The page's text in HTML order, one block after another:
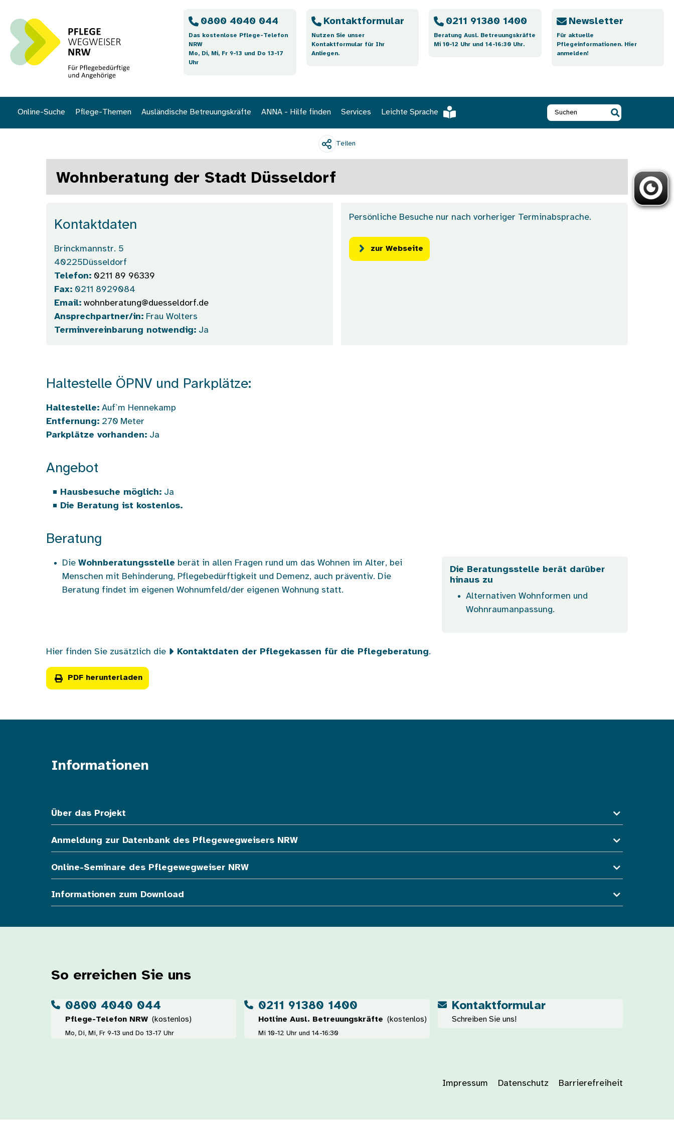
0800 4040 044
Das kostenlose Pflege-Telefon
NRW
Mo, Di, Mi, Fr 9-13 und Do 13-17
Uhr
Kontaktformular
Nutzen Sie unser
Kontaktformular für Ihr
Anliegen.
0211 91380 1400
Beratung Ausl. Betreuungskräfte
Mi 10-12 Uhr und 14-16:30 Uhr.
Newsletter
Für aktuelle
Pflegeinformationen. Hier
anmelden!
Online-Suche Pflege-Themen Ausländische Betreuungskräfte ANNA - Hilfe finden Services Leichte Sprache
Teilen
Wohnberatung der Stadt Düsseldorf
Kontaktdaten
Brinckmannstr. 5
40225Düsseldorf
Telefon: 0211 89 96339
Fax: 0211 8929084
Email: wohnberatung@duesseldorf.de
Ansprechpartner/in: Frau Wolters
Terminvereinbarung notwendig: Ja
Persönliche Besuche nur nach vorheriger Terminabsprache.
zur Webseite
Haltestelle ÖPNV und Parkplätze:
Haltestelle: Auf`m Hennekamp
Entfernung: 270 Meter
Parkplätze vorhanden: Ja
Angebot
Hausbesuche möglich: Ja
Die Beratung ist kostenlos.
Beratung
Die Wohnberatungsstelle berät in allen Fragen rund um das Wohnen im Alter, bei
Menschen mit Behinderung, Pflegebedürftigkeit und Demenz, auch präventiv. Die
Beratung findet im eigenen Wohnumfeld/der eigenen Wohnung statt.
Die Beratungsstelle berät darüber
hinaus zu
Alternativen Wohnformen und
Wohnraumanpassung.
Hier finden Sie zusätzlich die Kontaktdaten der Pflegekassen für die Pflegeberatung.
PDF herunterladen
Informationen
Über das Projekt
Anmeldung zur Datenbank des Pflegewegweisers NRW
Online-Seminare des Pflegewegweiser NRW
Informationen zum Download
So erreichen Sie uns
0800 4040 044
Pflege-Telefon NRW (kostenlos)
Mo, Di, Mi, Fr 9-13 und Do 13-17 Uhr
0211 91380 1400
Hotline Ausl. Betreuungskräfte (kostenlos)
Mi 10-12 Uhr und 14-16:30
Kontaktformular
Schreiben Sie uns!
Impressum Datenschutz Barrierefreiheit